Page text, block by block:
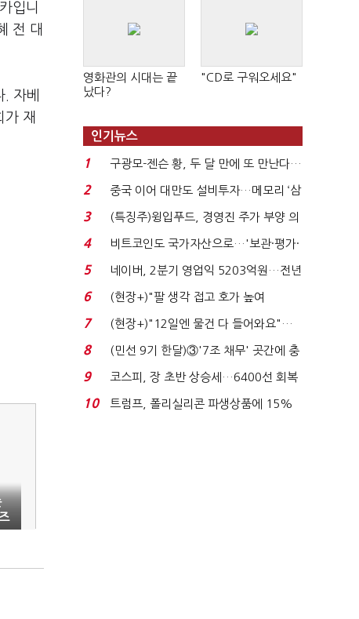
입니
전 대
자베
가 재
영화관의 시대는 끝
났다?
"CD로 구워오세요"
인기뉴스
1
구광모-젠슨 황, 두 달 만에 또 만난다…
로봇·AI 등 논...
2
중국 이어 대만도 설비투자…메모리 ‘삼
국전쟁’
3
(특징주)윙입푸드, 경영진 주가 부양 의
지에 상한가...
4
비트코인도 국가자산으로…'보관·평가·
처분' 기준은 ...
5
네이버, 2분기 영업익 5203억원…전년
비 0.2% 감소...
6
(현장+)"팔 생각 접고 호가 높여
요"…'덜 똘똘한 한 채' 20...
7
(현장+)"12일엔 물건 다 들어와요"…
빈 매대 채우며 문 연 ...
8
(민선 9기 한달)③'7조 채무' 곳간에 충
격…추미애, 20년...
9
코스피, 장 초반 상승세…6400선 회복
시도
10
트럼프, 폴리실리콘 파생상품에 15%